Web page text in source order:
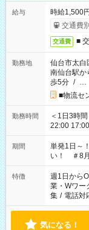
給与
時給1,500
交通費
交通費 ■
勤務地
仙台市太白
南仙台駅か
歩5分 / …
■物流セ
勤務時間
＜1日3時間～OK！＞ ▼ 例え
22:00 17:00～22:00 など こ
ださい！
期間
単発1日～
い！ ＃8
特徴 週1日から
業・Wワー
集 / 電話対
気になる！